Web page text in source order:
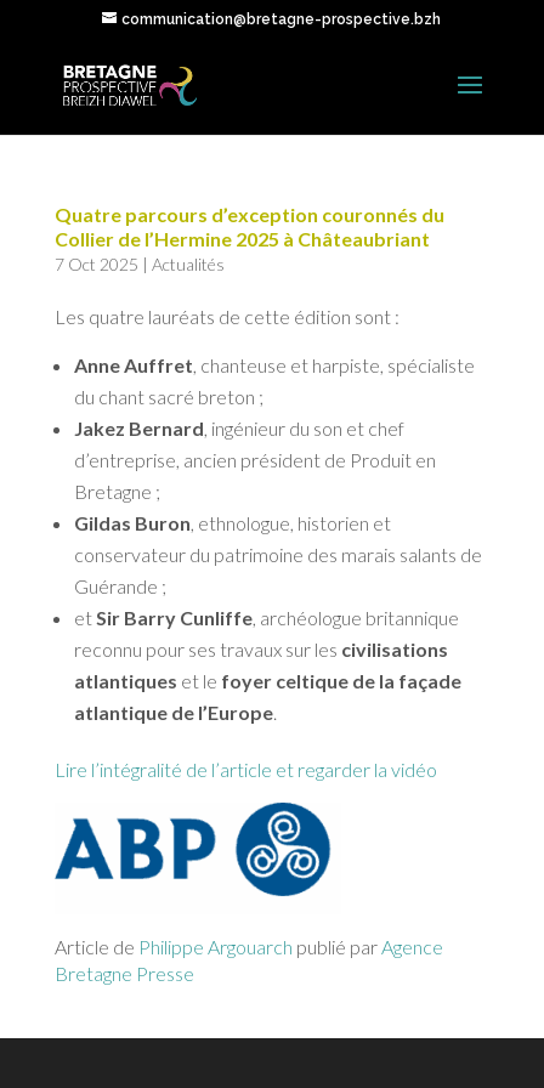
communication@bretagne-prospective.bzh
Quatre parcours d’exception couronnés du
Collier de l’Hermine 2025 à Châteaubriant
7 Oct 2025 | Actualités
Les quatre lauréats de cette édition sont :
Anne Auffret, chanteuse et harpiste, spécialiste
du chant sacré breton ;
Jakez Bernard, ingénieur du son et chef
d’entreprise, ancien président de Produit en
Bretagne ;
Gildas Buron, ethnologue, historien et
conservateur du patrimoine des marais salants de
Guérande ;
etSir Barry Cunliffe, archéologue britannique
reconnu pour ses travaux sur les civilisations
atlantiques et le foyer celtique de la façade
atlantique de l’Europe.
Lire l’intégralité de l’article et regarder la vidéo
Article de Philippe Argouarch publié parAgence
Bretagne Presse